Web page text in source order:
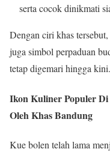
serta cocok dinikmati
Dengan ciri khas
juga simbol perpaduan
tetap digemari hingga kini.
Ikon Kuliner Populer Di
Oleh Khas Bandung
Kue bolen telah lama